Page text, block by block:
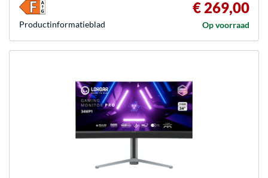
€ 269,00
Op voorraad
Product­informatieblad